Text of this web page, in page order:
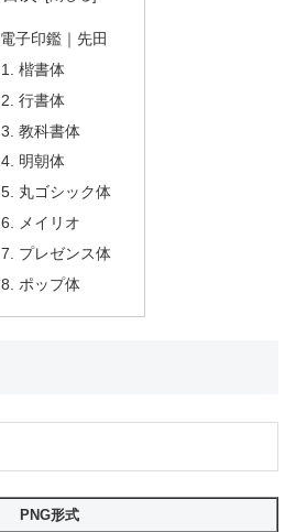
電子印鑑｜先田
楷書体
行書体
教科書体
明朝体
丸ゴシック体
メイリオ
プレゼンス体
ポップ体
PNG形式